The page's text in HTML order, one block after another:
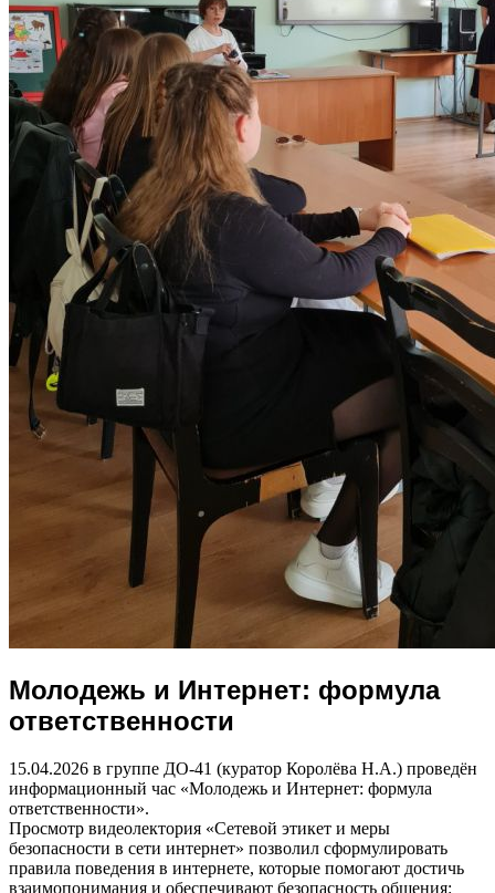
Молодежь и Интернет: формула
ответственности
15.04.2026 в группе ДО-41 (куратор Королёва Н.А.) проведён
информационный час «Молодежь и Интернет: формула
ответственности».
Просмотр видеолектория «Сетевой этикет и меры
безопасности в сети интернет» позволил сформулировать
правила поведения в интернете, которые помогают достичь
взаимопонимания и обеспечивают безопасность общения: